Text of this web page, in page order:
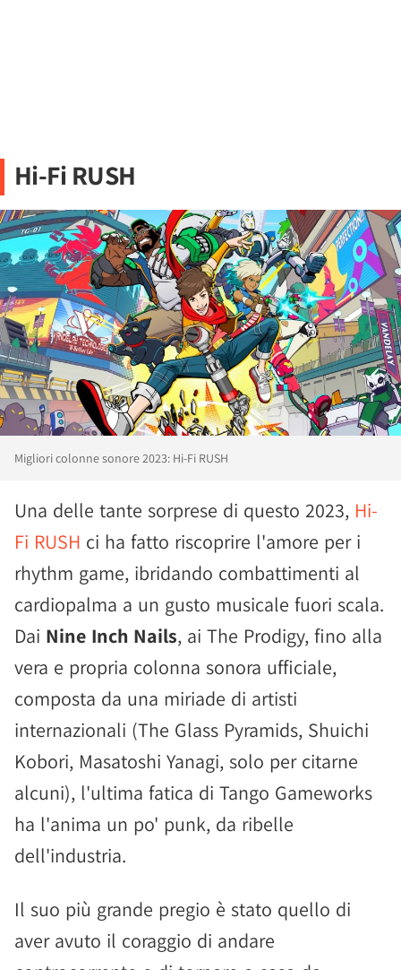
Hi-Fi RUSH
Migliori colonne sonore 2023: Hi-Fi RUSH
Una delle tante sorprese di questo 2023, Hi-
Fi RUSH ci ha fatto riscoprire l'amore per i
rhythm game, ibridando combattimenti al
cardiopalma a un gusto musicale fuori scala.
Dai Nine Inch Nails, ai The Prodigy, fino alla
vera e propria colonna sonora ufficiale,
composta da una miriade di artisti
internazionali (The Glass Pyramids, Shuichi
Kobori, Masatoshi Yanagi, solo per citarne
alcuni), l'ultima fatica di Tango Gameworks
ha l'anima un po' punk, da ribelle
dell'industria.
Il suo più grande pregio è stato quello di
aver avuto il coraggio di andare